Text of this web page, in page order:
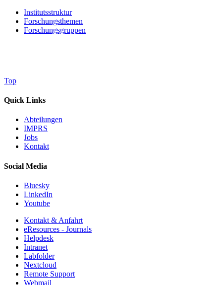
Institutsstruktur
Forschungsthemen
Forschungsgruppen
Top
Quick Links
Abteilungen
IMPRS
Jobs
Kontakt
Social Media
Bluesky
LinkedIn
Youtube
Kontakt & Anfahrt
eResources - Journals
Helpdesk
Intranet
Labfolder
Nextcloud
Remote Support
Webmail